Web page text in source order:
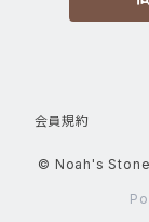
会員規約
© Noah's Stone